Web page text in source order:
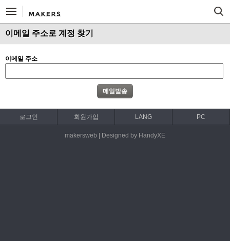
이메일 주소로 계정 찾기
이메일 주소
로그인 회원가입 LANG PC
makersweb | Designed by HandyXE